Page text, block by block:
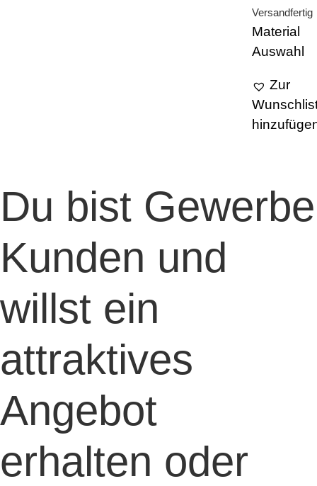
Versandfertig
Material
Auswahl
Zur
Du bist Gewerbe
Kunden und
willst ein
attraktives
Angebot
erhalten oder